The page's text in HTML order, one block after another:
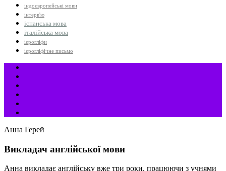
індоєвропейські мови
інтерв'ю
іспанська мова
італійська мова
ієрогліфи
ієрогліфічне письмо
Анна Герей
Викладач англійської мови
Анна викладає англійську вже три роки, працюючи з учнями